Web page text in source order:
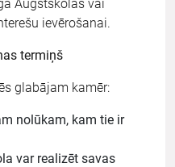
Augstskolas vai
ievērošanai.
termiņš
glabājam kamēr:
nolūkam, kam tie ir
var realizēt savas